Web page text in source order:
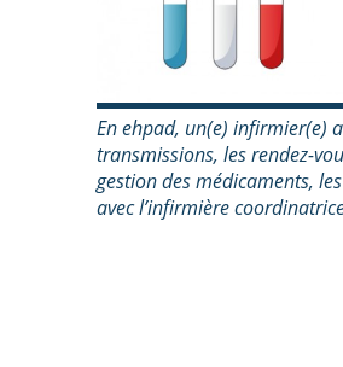
En ehpad, un(e) infirmier(e)
transmissions, les rendez-
gestion des médicaments,
avec l’infirmière